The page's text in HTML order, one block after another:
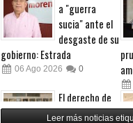
a "guerra
sucia" ante el
desgaste de su
gobierno: Estrada
06 Ago 2026 0
El derecho de
las audiencias
Leer más noticias